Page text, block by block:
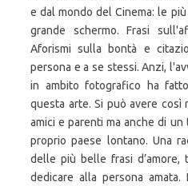
e dal mondo del Cinema: le
grande schermo. Frasi
Aforismi sulla bontà e
persona e a se stessi. Anzi,
in ambito fotografico ha
questa arte. Si può avere così
amici e parenti ma anche di
proprio paese lontano. Una
delle più belle frasi
dedicare alla persona